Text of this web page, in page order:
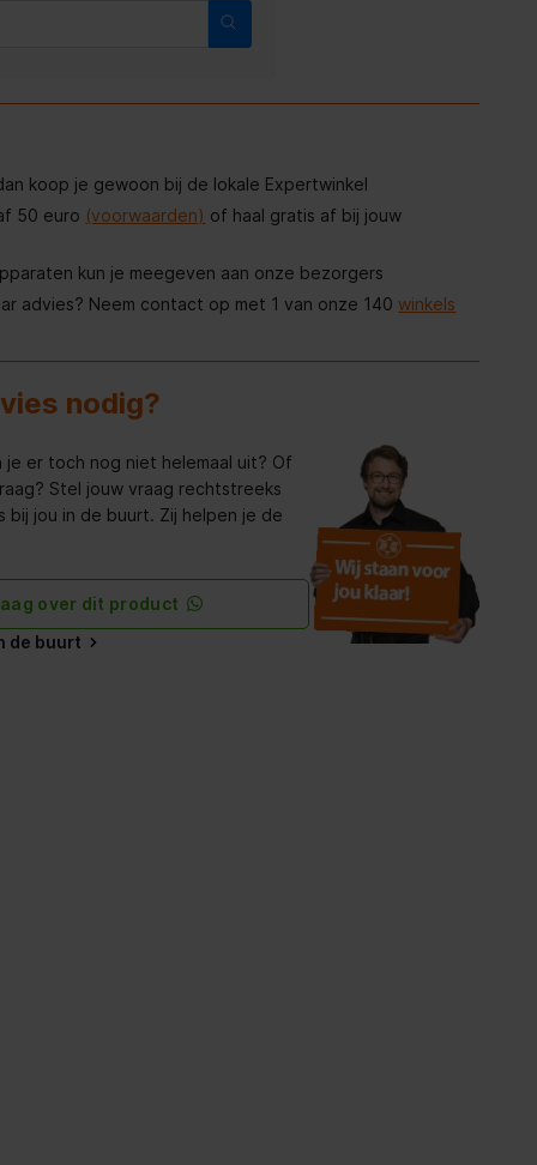
koop je gewoon bij de lokale Expertwinkel
50 euro (voorwaarden) of haal gratis af bij jouw
kun je meegeven aan onze bezorgers
advies? Neem contact op met 1 van onze 140 winkels
nodig?
er toch nog niet helemaal uit? Of
Stel jouw vraag rechtstreeks
bij jou in de buurt. Zij helpen je de
over dit product
de buurt